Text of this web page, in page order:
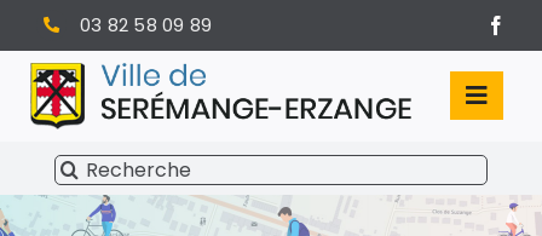
Passer
au
contenu
03 82 58 09 89
SÉRÉMANGE-ERZANGE
Rechercher: